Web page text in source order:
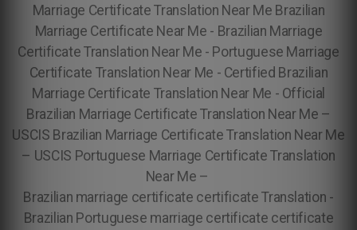
Marriage Certificate Translation Near Me Brazilian
Marriage Certificate Near Me - Brazilian Marriage
Certificate Translation Near Me - Portuguese Marriage
Certificate Translation Near Me - Certified Brazilian
Marriage Certificate Translation Near Me - Official
Brazilian Marriage Certificate Translation Near Me –
USCIS Brazilian Marriage Certificate Translation Near Me
– USCIS Portuguese Marriage Certificate Translation
Near Me –
Brazilian marriage certificate certificate Translation -
Brazilian Portuguese marriage certificate certificate